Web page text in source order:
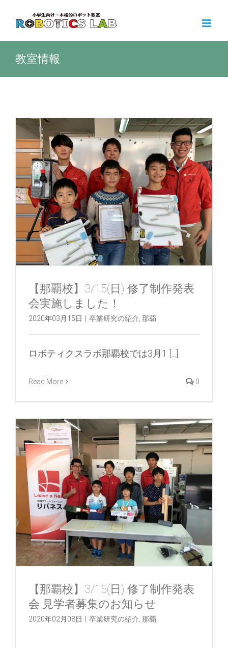
content
教室情報
【那覇校】3/15(日) 修了制作発表
会実施しました！
2020年03月15日 卒業研究の紹介 那覇
ロボティクスラボ那覇校では3月1 [...]
Read More 0
【那覇校】3/15(日) 修了制作発表
会 見学者募集のお知らせ
2020年02月08日 卒業研究の紹介 那覇